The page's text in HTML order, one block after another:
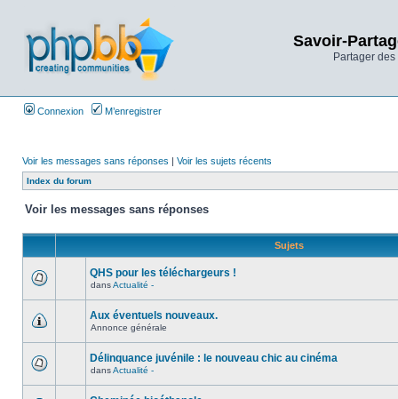
Savoir-
Partager
Connexion M’enregistrer
Voir les messages sans réponses | Voir les sujets récents
Index du forum
Voir les messages sans réponses
Sujets
QHS pour les téléchargeurs !
dansActualité -
Aux éventuels nouveaux.
Annonce générale
Délinquance juvénile : le nouveau chic au cinéma
dansActualité -